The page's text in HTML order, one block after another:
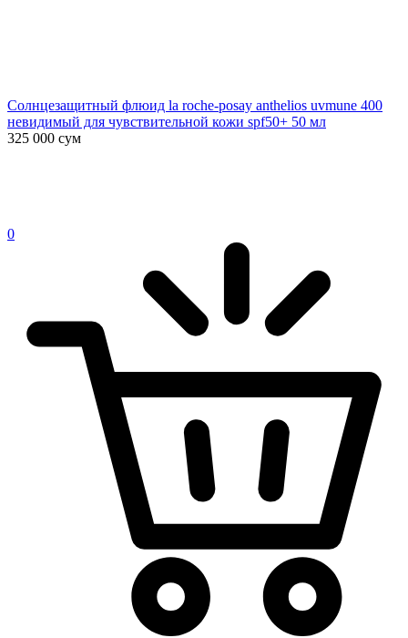
Солнцезащитный флюид la roche-posay anthelios uvmune 400
невидимый для чувствительной кожи spf50+ 50 мл
325 000 сум
0